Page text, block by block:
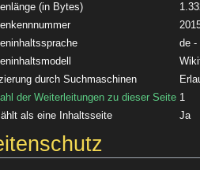
(in Bytes)
de -
durch Suchmaschinen
der Weiterleitungen zu dieser Seite 1
als eine Inhaltsseite
Ja